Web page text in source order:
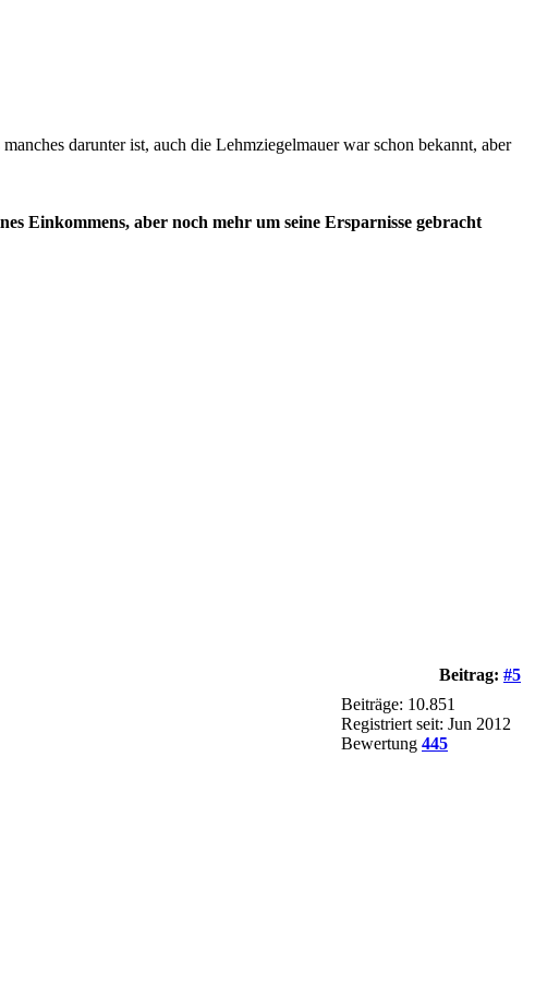
darunter ist, auch die Lehmziegelmauer war schon bekannt, aber
Einkommens, aber noch mehr um seine Ersparnisse gebracht
Beitrag: #5
Beiträge: 10.851
Registriert seit: Jun 2012
Bewertung 445